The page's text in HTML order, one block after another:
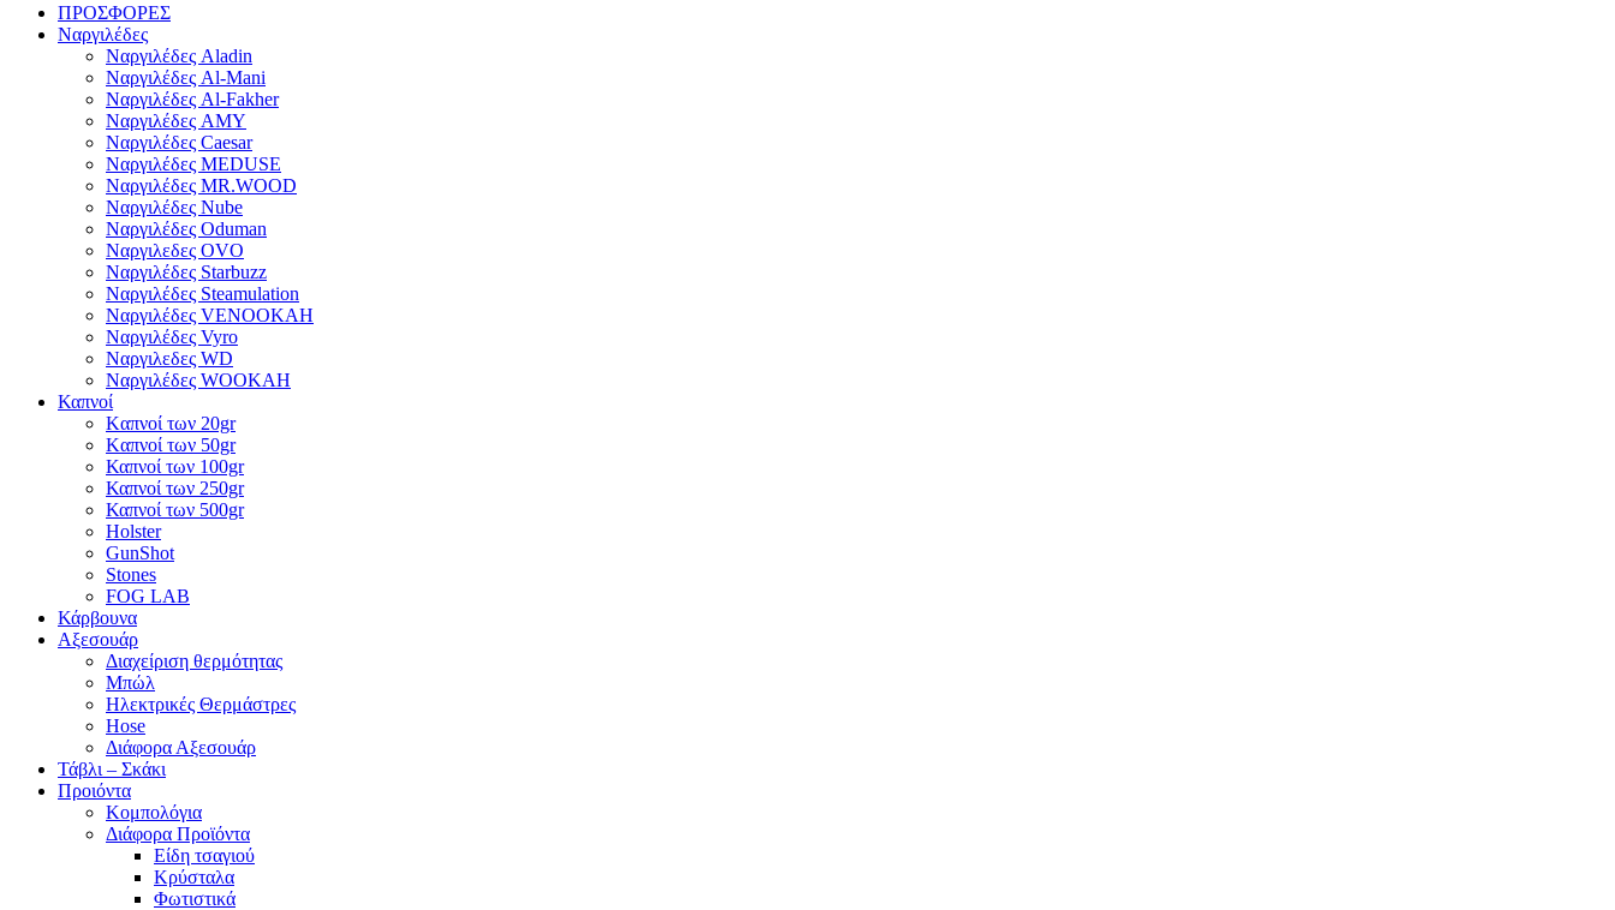
ΠΡΟΣΦΟΡΕΣ
Ναργιλέδες
Ναργιλέδες Aladin
Ναργιλέδες Al-Mani
Ναργιλέδες Al-Fakher
Ναργιλέδες AΜΥ
Ναργιλέδες Caesar
Ναργιλέδες MEDUSE
Ναργιλέδες MR.WOOD
Ναργιλέδες Nube
Ναργιλέδες Oduman
Ναργιλεδες OVO
Ναργιλέδες Starbuzz
Ναργιλέδες Steamulation
Ναργιλέδες VENOOKAH
Ναργιλέδες Vyro
Ναργιλεδες WD
Ναργιλέδες WOOKAH
Καπνοί
Kαπνοί των 20gr
Kαπνοί των 50gr
Καπνοί των 100gr
Καπνοί των 250gr
Καπνοί των 500gr
Holster
GunShot
Stones
FOG LAB
Κάρβουνα
Αξεσουάρ
Διαχείριση θερμότητας
Μπώλ
Ηλεκτρικές Θερμάστρες
Hose
Διάφορα Αξεσουάρ
Τάβλι – Σκάκι
Προιόντα
Κομπολόγια
Διάφορα Προϊόντα
Είδη τσαγιού
Κρύσταλα
Φωτιστικά